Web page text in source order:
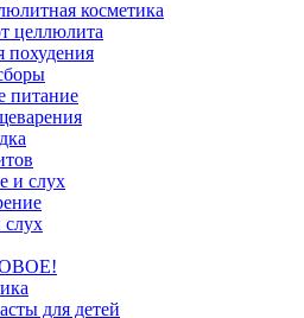
косметика
целлюлита
похудения
питание
и слух
для детей